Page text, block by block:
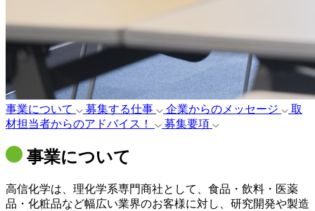
事業について 募集する仕事 企業からのメッセージ
取
材担当者からのアドバイス！
募集要項
事業について
高信化学は、理化学系専門商社として、食品・飲料・医薬
品・化粧品など幅広い業界のお客様に対し、研究開発や製造